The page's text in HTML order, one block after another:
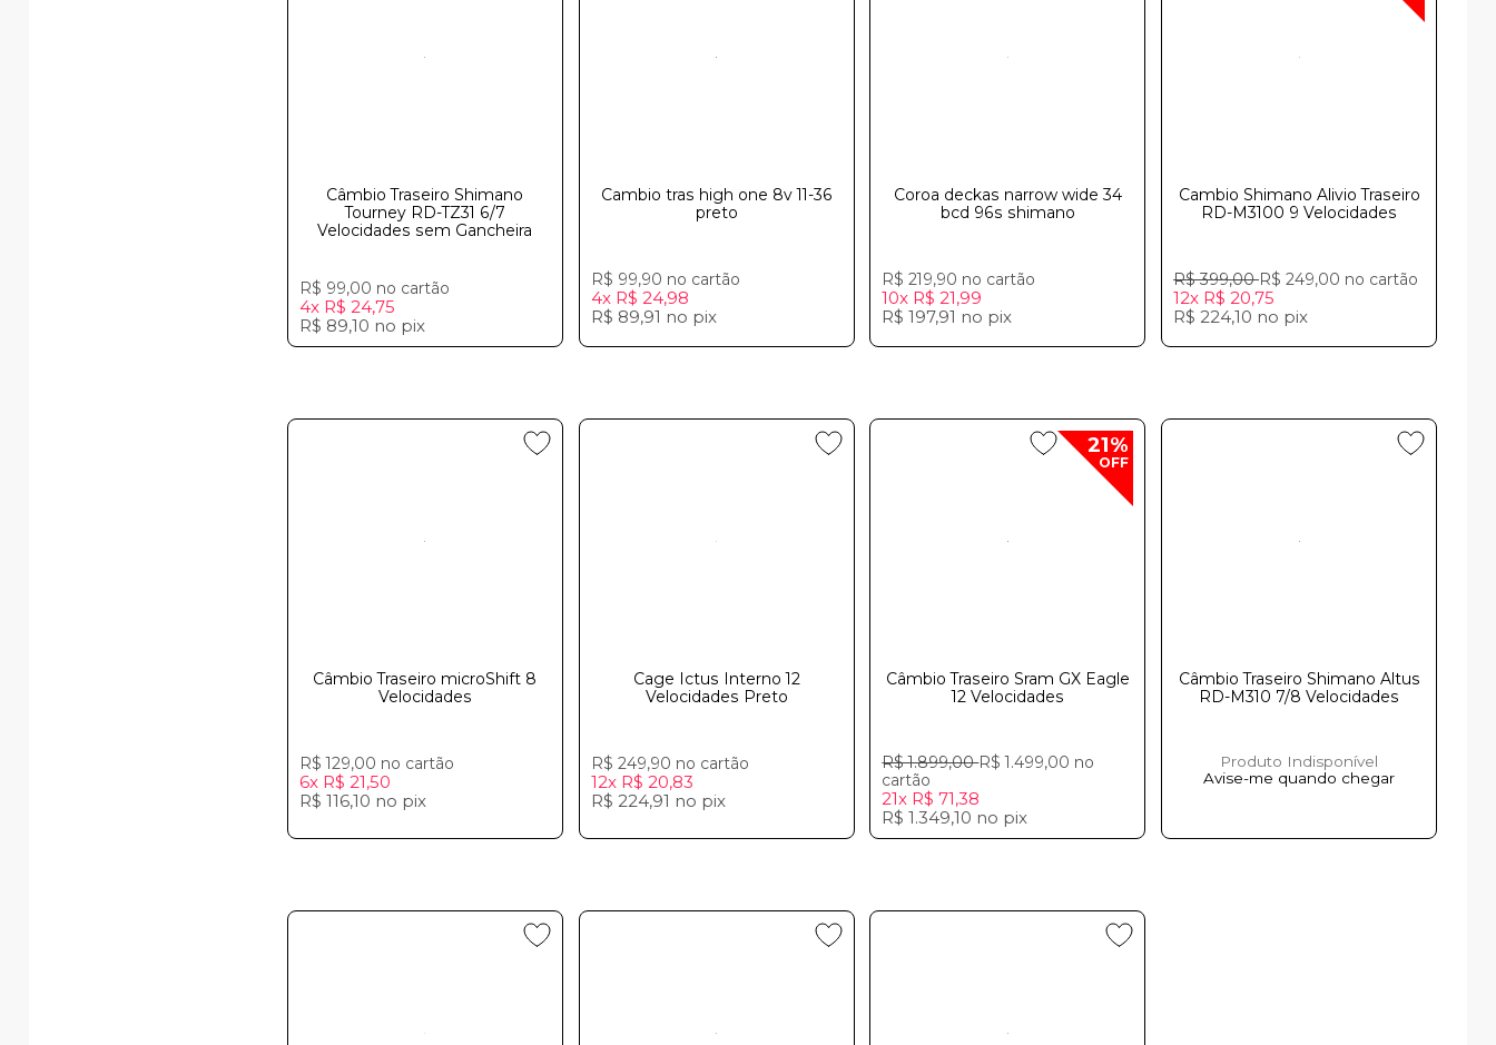
Câmbio Traseiro Shimano
Tourney RD-TZ31 6/7
Velocidades sem Gancheira
R$ 99,00 no cartão
4x R$ 24,75
R$ 89,10 no pix
Cambio tras high one 8v 11-36
preto
R$ 99,90 no cartão
4x R$ 24,98
R$ 89,91 no pix
Coroa deckas narrow wide 34
bcd 96s shimano
R$ 219,90 no cartão
10x R$ 21,99
R$ 197,91 no pix
Cambio Shimano Alivio Traseiro
RD-M3100 9 Velocidadesㅤ
R$ 399,00R$ 249,00 no cartão
12x R$ 20,75
R$ 224,10 no pix
Câmbio Traseiro microShift 8
Velocidades
R$ 129,00 no cartão
6x R$ 21,50
R$ 116,10 no pix
Cage Ictus Interno 12
Velocidades Preto
R$ 249,90 no cartão
12x R$ 20,83
R$ 224,91 no pix
21%
OFF
Câmbio Traseiro Sram GX Eagle
12 Velocidades
R$ 1.899,00R$ 1.499,00 no
cartão
21x R$ 71,38
R$ 1.349,10 no pix
Câmbio Traseiro Shimano Altus
RD-M310 7/8 Velocidades
Produto Indisponível
Avise-me quando chegar